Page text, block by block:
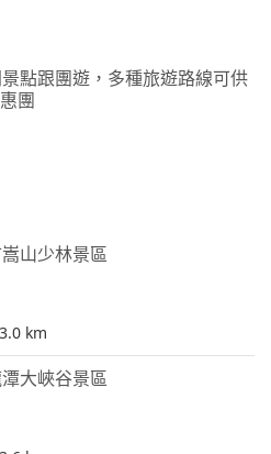
點跟團遊，多種旅遊路線可供
團
山少林景區
km
大峽谷景區